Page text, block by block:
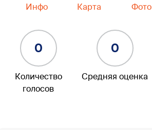
Инфо Карта Фото
0
Количество
голосов
0
Средняя оценка